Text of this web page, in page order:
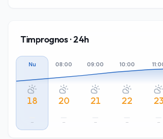
Timprognos · 24h
Nu
18
–
08:00
20
–
09:00
21
–
10:00
22
–
23
–